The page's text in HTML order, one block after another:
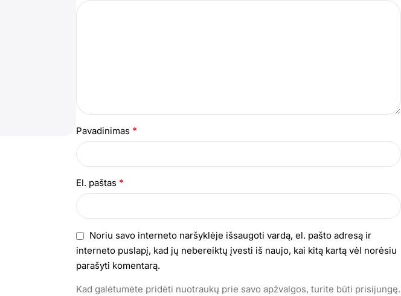
Pavadinimas *
El. paštas *
Noriu savo interneto naršyklėje išsaugoti vardą, el. pašto adresą ir
interneto puslapį, kad jų nebereiktų įvesti iš naujo, kai kitą kartą vėl norėsiu
parašyti komentarą.
Kad galėtumėte pridėti nuotraukų prie savo apžvalgos, turite būti prisijungę.